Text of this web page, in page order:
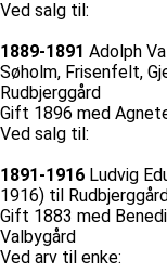
Ved salg til:
1889-1891 Adolph
Søholm, Frisenfelt,
Rudbjerggård
Gift 1896 med
Ved salg til:
1891-1916 Ludvig
1916) til
Gift 1883 med
Valbygård
Ved arv til enke: